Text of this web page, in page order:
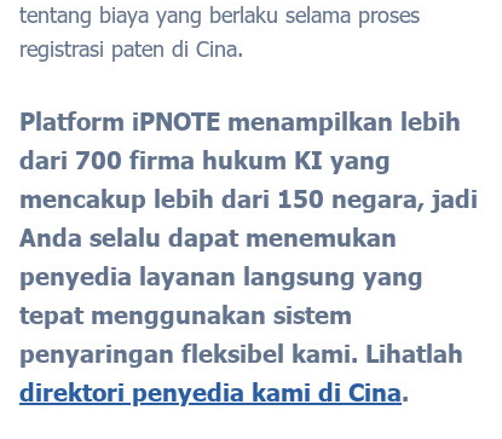
tentang biaya yang berlaku selama proses
registrasi paten di Cina.
Platform iPNOTE menampilkan lebih
dari 700 firma hukum KI yang
mencakup lebih dari 150 negara, jadi
Anda selalu dapat menemukan
penyedia layanan langsung yang
tepat menggunakan sistem
penyaringan fleksibel kami. Lihatlah
direktori penyedia kami di Cina.